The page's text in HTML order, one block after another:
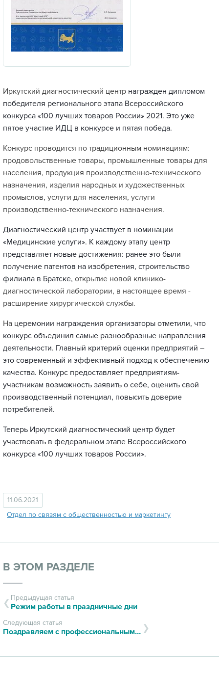
Иркутский диагностический центр награжден дипломом
победителя регионального этапа Всероссийского
конкурса «100 лучших товаров России» 2021. Это уже
пятое участие ИДЦ в конкурсе и пятая победа.
Конкурс проводится по традиционным номинациям:
продовольственные товары, промышленные товары для
населения, продукция производственно-технического
назначения, изделия народных и художественных
промыслов, услуги для населения, услуги
производственно-технического назначения.
Диагностический центр участвует в номинации
«Медицинские услуги». К каждому этапу центр
представляет новые достижения: ранее это были
получение патентов на изобретения, строительство
филиала в Братске, открытие новой клинико-
диагностической лаборатории, в настоящее время -
расширение хирургической службы.
На церемонии награждения организаторы отметили, что
конкурс объединил самые разнообразные направления
деятельности. Главный критерий оценки предприятий –
это современный и эффективный подход к обеспечению
качества. Конкурс предоставляет предприятиям-
участникам возможность заявить о себе, оценить свой
производственный потенциал, повысить доверие
потребителей.
Теперь Иркутский диагностический центр будет
участвовать в федеральном этапе Всероссийского
конкурса «100 лучших товаров России».
11.06.2021
Отдел по связям с общественностью и маркетингу
В ЭТОМ РАЗДЕЛЕ
Предыдущая статья
Режим работы в праздничные дни
Следующая статья
Поздравляем с профессиональным праздником!